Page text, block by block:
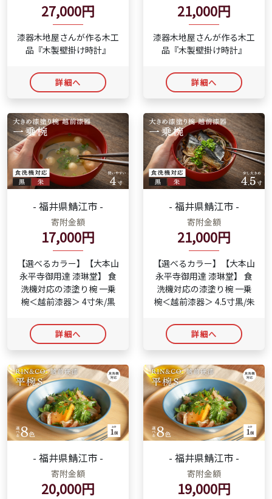
27,000円
漆器木地屋さんが作る木工
品『木製壁掛け時計』
詳細へ
21,000円
漆器木地屋さんが作る木工
品『木製壁掛け時計』
詳細へ
- 福井県鯖江市 -
寄附金額
17,000円
【選べるカラー】【大本山
永平寺御用達 漆琳堂】 食
洗機対応の漆塗り椀 一乗
椀＜越前漆器＞ 4寸朱/黒
詳細へ
- 福井県鯖江市 -
寄附金額
21,000円
【選べるカラー】【大本山
永平寺御用達 漆琳堂】 食
洗機対応の漆塗り椀 一乗
椀＜越前漆器＞ 4.5寸黒/朱
詳細へ
- 福井県鯖江市 -
寄附金額
20,000円
- 福井県鯖江市 -
寄附金額
19,000円